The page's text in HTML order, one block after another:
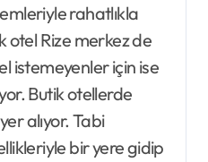
rahatlıkla
otel Rize merkez de
istemeyenler için ise
Butik otellerde
alıyor. Tabi
bir yere gidip